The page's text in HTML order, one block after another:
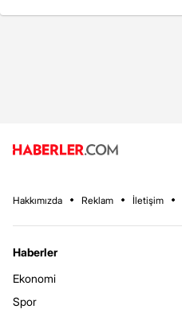
Hakkımızda Reklam İletişim
Haberler
Ekonomi
Spor